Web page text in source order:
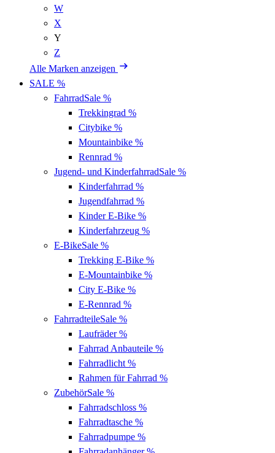
W
X
Y
Z
Alle Marken anzeigen
SALE %
FahrradSale %
Trekkingrad %
Citybike %
Mountainbike %
Rennrad %
Jugend- und KinderfahrradSale %
Kinderfahrrad %
Jugendfahrrad %
Kinder E-Bike %
Kinderfahrzeug %
E-BikeSale %
Trekking E-Bike %
E-Mountainbike %
City E-Bike %
E-Rennrad %
FahrradteileSale %
Laufräder%
Fahrrad Anbauteile %
Fahrradlicht %
Rahmen für Fahrrad %
ZubehörSale %
Fahrradschloss %
Fahrradtasche %
Fahrradpumpe %